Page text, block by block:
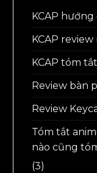
KCAP hướng
KCAP review
KCAP tóm tắt
Review bàn
Review
Tóm tắt
nào cũng
(3)